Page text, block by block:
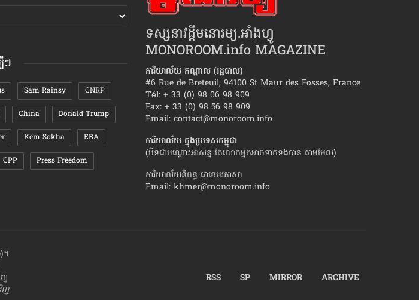
ទៅ ក្នុង«​ជីវិត​
កត្តា​ដែលនាំឱ្យ​មនុស្សស្រី​មួយចំនួន ទាក់ទង​ប្តីគេ
ៗ
Sam Rainsy CNRP
China Donald Trump
Kem Sokha EBA
CPP Press Freedom
ទស្សនាវដ្ដីមនោរម្យ.អាំងហ្វូ
MONOROOM.info MAGAZINE
ការិយាល័យ កណ្ដាល (រដ្ឋបាល)
#6 Rue de Breteuil, 94100 St Maur des Fosses, France
Tél: + 33 (0) 98 06 98 909
Fax: + 33 (0) 98 56 98 909
Email: contact@monoroom.info
ការិយាល័យ ក្នុង​ប្រទេស​កម្ពុជា
(បិទជាបណ្ដោះអាសន្ន តែលោកអ្នកអាចទាក់ទងបាន តាមមែល)
ការិយាល័យនិពន្ធ ជាខេមរភាសា
Email: khmer@monoroom.info
។
ញ
ញ
RSS SP MIRROR ARCHIVE